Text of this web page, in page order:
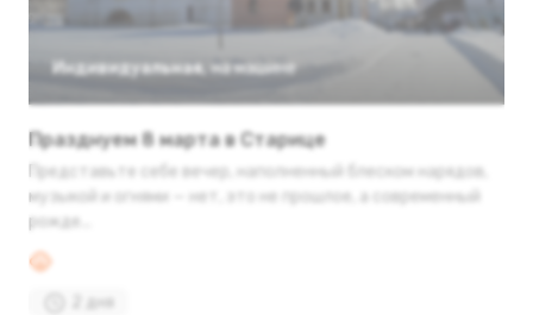
Индивидуальная на машине
Празднуем 8 марта в Старице
Представьте себе вечер, наполненный блеском нарядов,
музыкой и огнями — нет, это не прошлое, а современный
рожде...
2 дня